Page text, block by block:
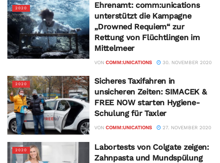
2020
Ehrenamt: comm:unications
unterstützt die Kampagne
„Drowned Requiem“ zur
Rettung von Flüchtlingen im
Mittelmeer
VON COMM:UNICATIONS 30. NOVEMBER 2020
2020
Sicheres Taxifahren in
unsicheren Zeiten: SIMACEK &
FREE NOW starten Hygiene-
Schulung für Taxler
VON COMM:UNICATIONS 27. NOVEMBER 2020
2020
Labortests von Colgate zeigen:
Zahnpasta und Mundspülung